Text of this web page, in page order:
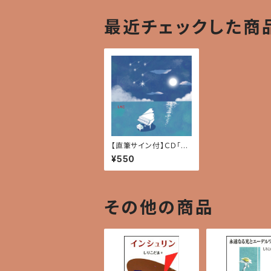
最近チェックした商
【直筆サイン付】ＣＤ「儚
い記憶だけは消さない
で」（ベスト・アルバム）
¥550
その他の商品